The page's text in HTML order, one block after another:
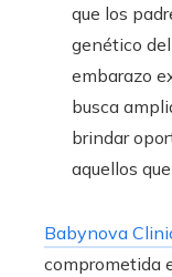
que los
genético
embarazo
busca
brindar
aquellos
Babynova
comprometida